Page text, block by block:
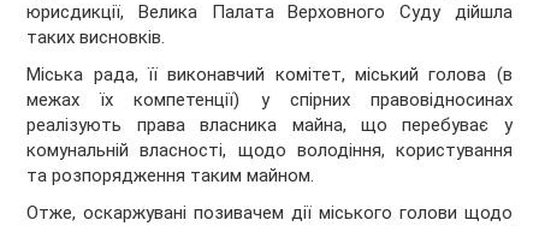
юрисдикції, Велика Палата Верховного Суду дійшла
таких висновків.
Міська рада, її виконавчий комітет, міський голова (в
межах їх компетенції) у спірних правовідносинах
реалізують права власника майна, що перебуває у
комунальній власності, щодо володіння, користування
та розпорядження таким майном.
Отже, оскаржувані позивачем дії міського голови щодо